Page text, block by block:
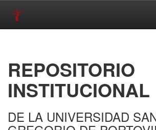
REPOSITORIO
INSTITUCIONAL
DE LA UNIVERSIDAD